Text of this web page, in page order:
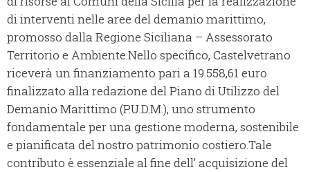
di interventi nelle aree del demanio marittimo,
promosso dalla Regione Siciliana – Assessorato
Territorio e Ambiente.Nello specifico, Castelvetrano
riceverà un finanziamento pari a 19.558,61 euro
finalizzato alla redazione del Piano di Utilizzo del
Demanio Marittimo (P.U.D.M.), uno strumento
fondamentale per una gestione moderna, sostenibile
e pianificata del nostro patrimonio costiero.Tale
contributo è essenziale al fine dell’ acquisizione del